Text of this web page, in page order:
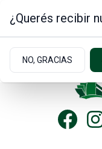
¿Querés recibir
NO, GRACIAS